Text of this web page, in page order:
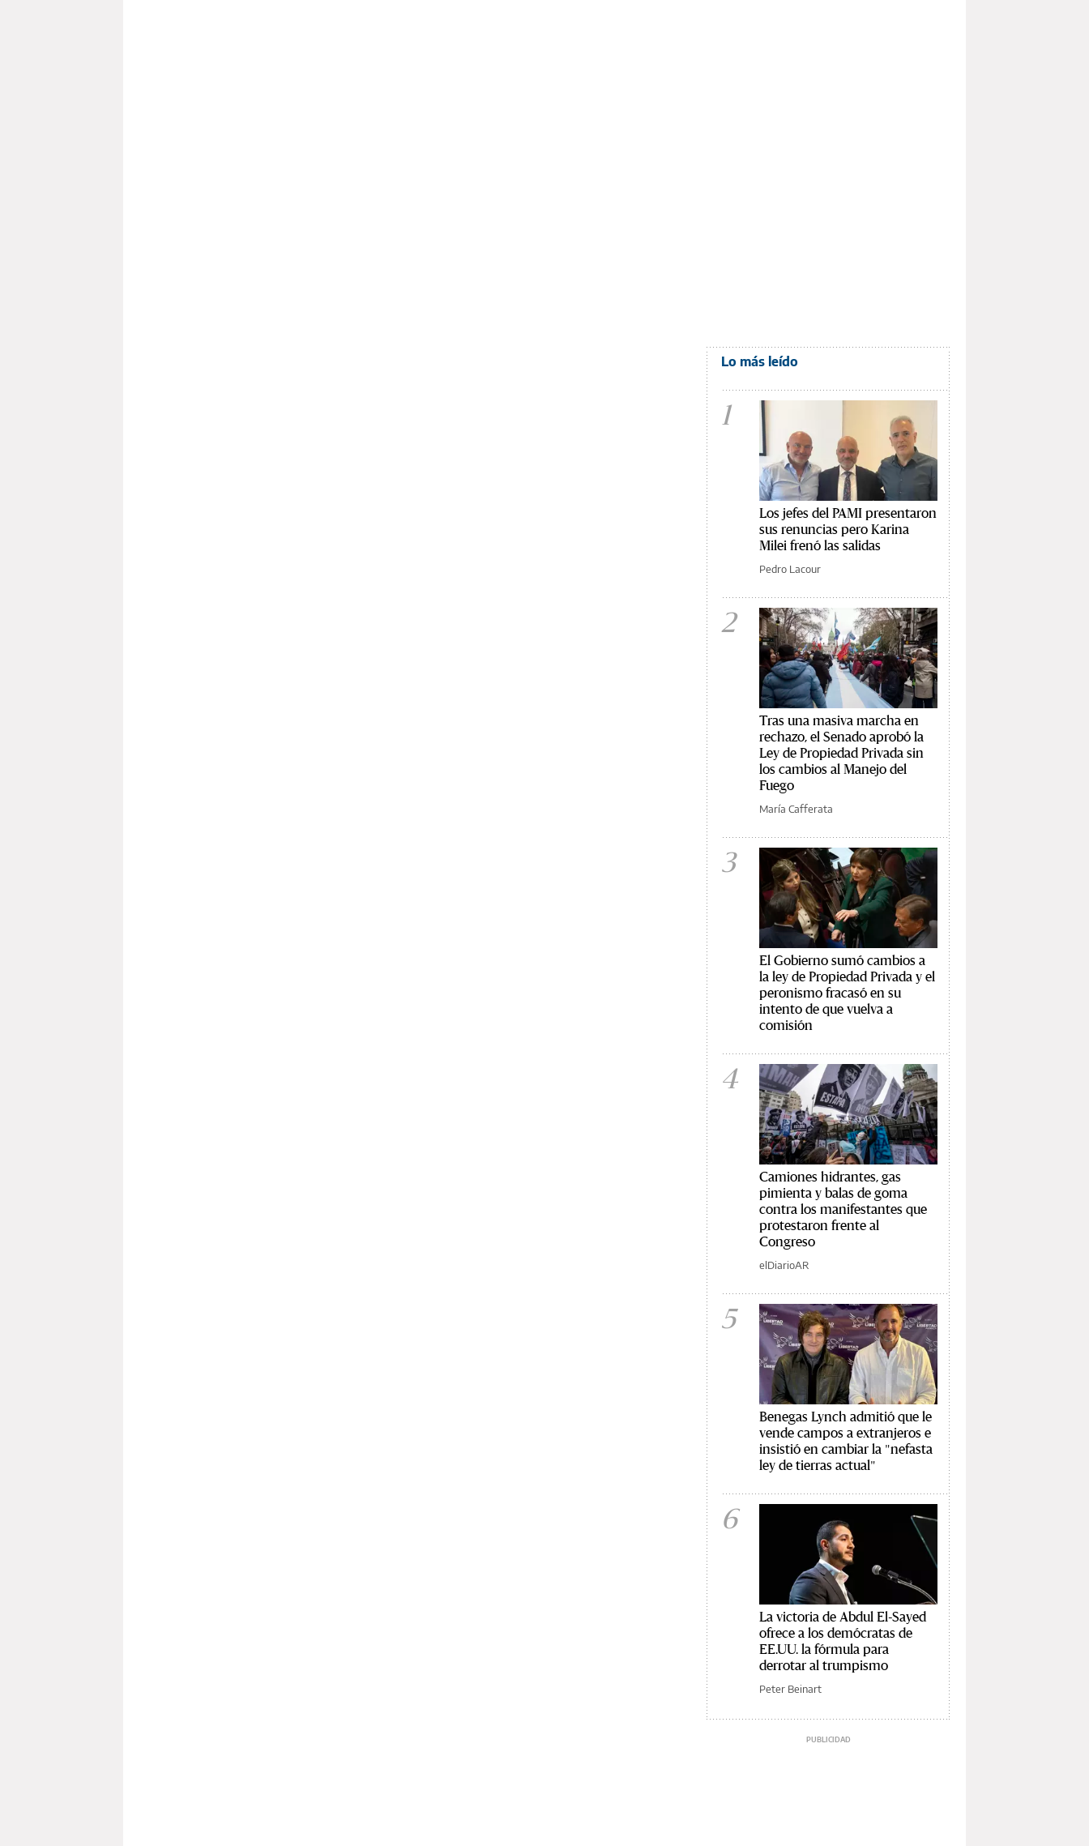
Lo más leído
1
Los jefes del PAMI presentaron
sus renuncias pero Karina
Milei frenó las salidas
Pedro Lacour
2
Tras una masiva marcha en
rechazo, el Senado aprobó la
Ley de Propiedad Privada sin
los cambios al Manejo del
Fuego
María Cafferata
3
El Gobierno sumó cambios a
la ley de Propiedad Privada y el
peronismo fracasó en su
intento de que vuelva a
comisión
4
Camiones hidrantes, gas
pimienta y balas de goma
contra los manifestantes que
protestaron frente al
Congreso
elDiarioAR
5
Benegas Lynch admitió que le
vende campos a extranjeros e
insistió en cambiar la "nefasta
ley de tierras actual"
6
La victoria de Abdul El-Sayed
ofrece a los demócratas de
EE.UU. la fórmula para
derrotar al trumpismo
Peter Beinart